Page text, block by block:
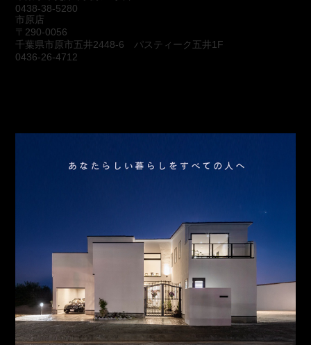
0438-38-5280
市原店
〒290-0056
千葉県市原市五井2448-6 パスティーク五井1F
0436-26-4712